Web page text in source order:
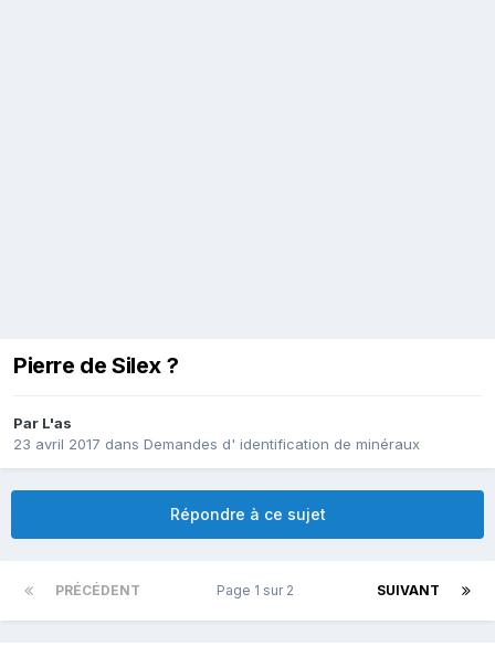
Pierre de Silex ?
Par L'as
23 avril 2017 dans Demandes d' identification de minéraux
Répondre à ce sujet
PRÉCÉDENT SUIVANT
Page 1 sur 2